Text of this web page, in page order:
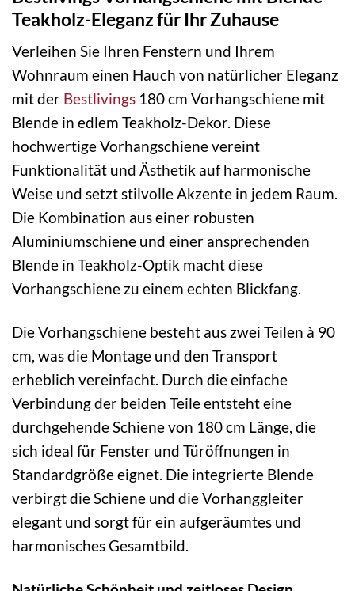
Teakholz-Eleganz für Ihr Zuhause
Verleihen Sie Ihren Fenstern und Ihrem
Wohnraum einen Hauch von natürlicher Eleganz
mit der Bestlivings 180 cm Vorhangschiene mit
Blende in edlem Teakholz-Dekor. Diese
hochwertige Vorhangschiene vereint
Funktionalität und Ästhetik auf harmonische
Weise und setzt stilvolle Akzente in jedem Raum.
Die Kombination aus einer robusten
Aluminiumschiene und einer ansprechenden
Blende in Teakholz-Optik macht diese
Vorhangschiene zu einem echten Blickfang.
Die Vorhangschiene besteht aus zwei Teilen à 90
cm, was die Montage und den Transport
erheblich vereinfacht. Durch die einfache
Verbindung der beiden Teile entsteht eine
durchgehende Schiene von 180 cm Länge, die
sich ideal für Fenster und Türöffnungen in
Standardgröße eignet. Die integrierte Blende
verbirgt die Schiene und die Vorhanggleiter
elegant und sorgt für ein aufgeräumtes und
harmonisches Gesamtbild.